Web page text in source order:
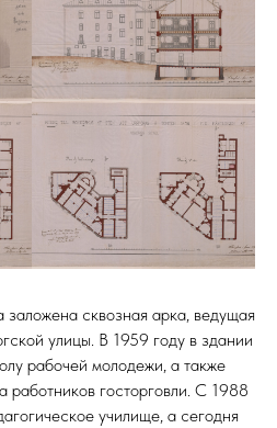
сквозная арка, ведущая
улицы. В 1959 году в здании
рабочей молодежи, а также
работников госторговли. С 1988
училище, а сегодня